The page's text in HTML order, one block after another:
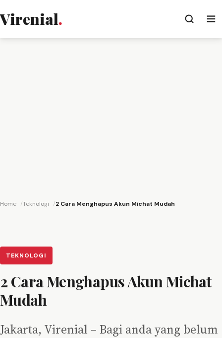
Virenial.
Home Teknologi 2 Cara Menghapus Akun Michat Mudah
TEKNOLOGI
2 Cara Menghapus Akun Michat
Mudah
Jakarta, Virenial – Bagi anda yang belum